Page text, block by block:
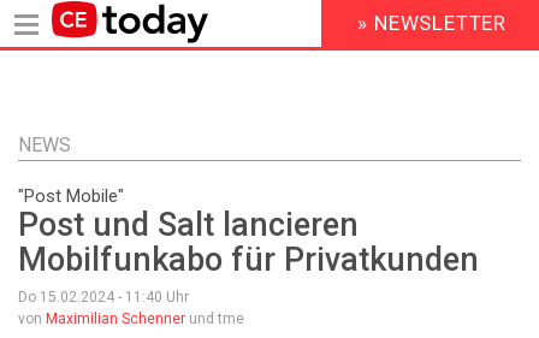
Inhalt
HEADER
MENU
» NEWSLETTER
NEWS
"Post Mobile"
Post und Salt lancieren
Mobilfunkabo für Privatkunden
Do 15.02.2024 - 11:40 Uhr
von Maximilian Schenner und tme